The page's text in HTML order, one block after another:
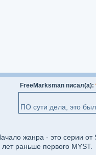
FreeMarksman писал(а):
ПО сути дела, это
жанра - это серии от
лет раньше первого MYST.